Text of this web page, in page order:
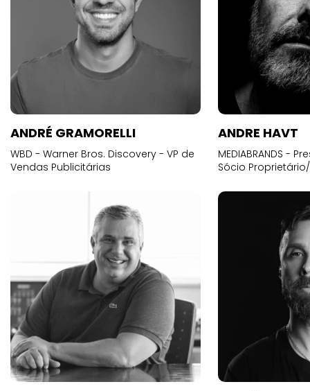
ANDRÉ GRAMORELLI
WBD - Warner Bros. Discovery - VP de
Vendas Publicitárias
ANDRE HAVT
MEDIABRANDS -
Sócio